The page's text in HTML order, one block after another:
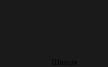
Швеція